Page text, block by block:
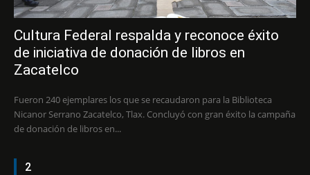
Cultura Federal respalda y reconoce éxito
de iniciativa de donación de libros en
Zacatelco
Fueron 240 ejemplares los que se recaudaron para la Biblioteca
Nicanor Serrano Zacatelco, Tlax. Concluyó con gran éxito la campaña
de donación de libros en...
2